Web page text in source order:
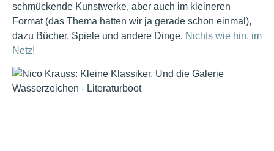
schmückende Kunstwerke, aber auch im kleineren
Format (das Thema hatten wir ja gerade schon einmal),
dazu Bücher, Spiele und andere Dinge. Nichts wie hin, im
Netz!